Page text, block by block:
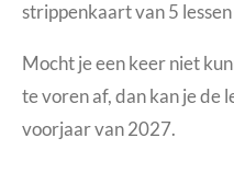
strippenkaart van 5 lessen
Mocht je een keer niet
te voren af, dan kan je de
voorjaar van 2027.